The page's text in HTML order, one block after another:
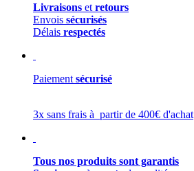
Livraisons et retours
Envois sécurisés
Délais respectés
Paiement sécurisé
3x sans frais à partir de 400€ d'achat
Tous nos produits sont garantis